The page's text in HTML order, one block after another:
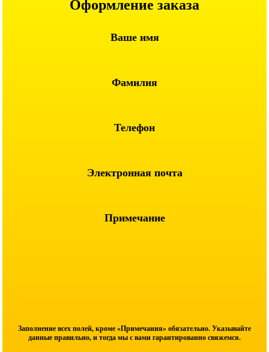
Оформление заказа
Ваше имя
Фамилия
Телефон
Электронная почта
Примечание
Заполнение всех полей, кроме «Примечания» обязательно. Указывайте
данные правильно, и тогда мы с вами гарантированно свяжемся.